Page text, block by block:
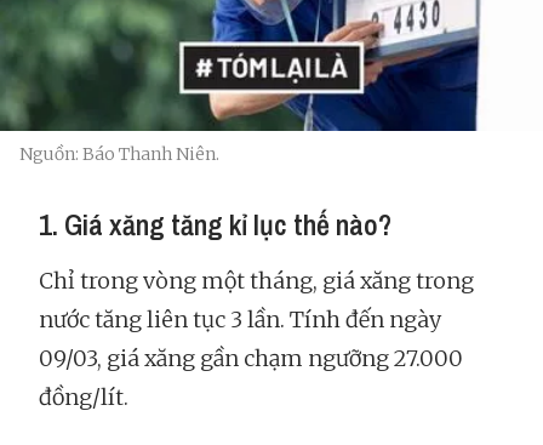
Nguồn: Báo Thanh Niên.
1. Giá xăng tăng kỉ lục thế nào?
Chỉ trong vòng một tháng, giá xăng trong
nước tăng liên tục 3 lần. Tính đến ngày
09/03, giá xăng gần chạm ngưỡng 27.000
đồng/lít.